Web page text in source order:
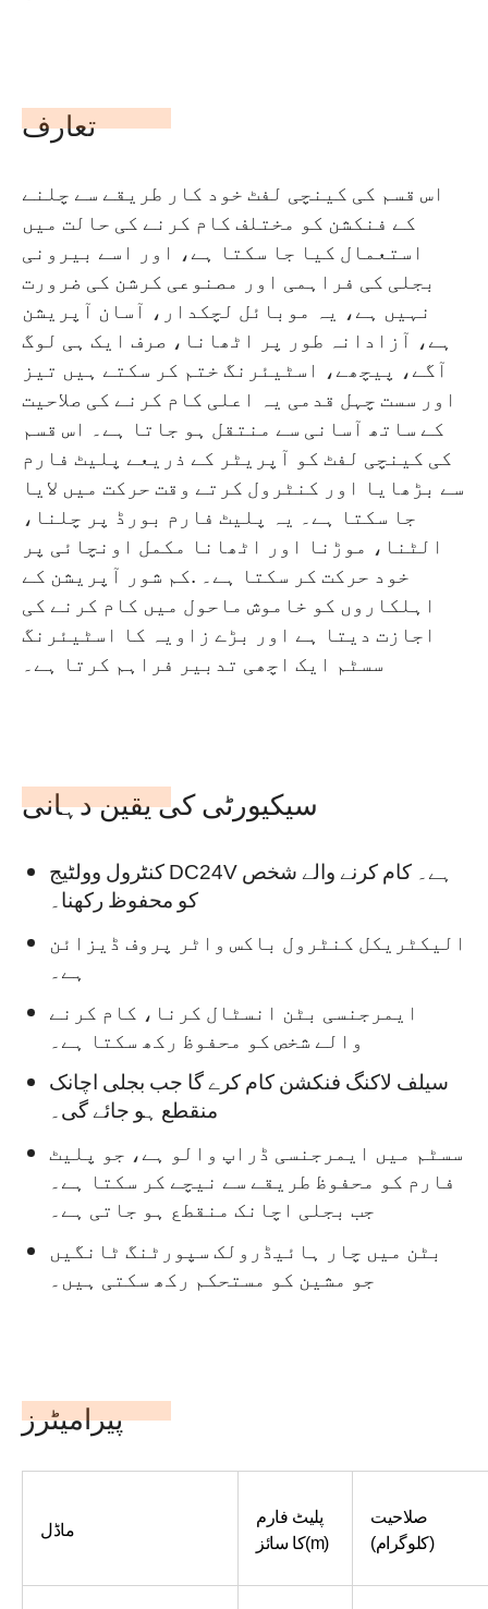
تعارف
اس قسم کی کینچی لفٹ خود کار طریقے سے چلنے
کے فنکشن کو مختلف کام کرنے کی حالت میں
استعمال کیا جا سکتا ہے، اور اسے بیرونی
بجلی کی فراہمی اور مصنوعی کرشن کی ضرورت
نہیں ہے، یہ موبائل لچکدار، آسان آپریشن
ہے، آزادانہ طور پر اٹھانا، صرف ایک ہی لوگ
آگے، پیچھے، اسٹیئرنگ ختم کر سکتے ہیں تیز
اور سست چہل قدمی یہ اعلی کام کرنے کی صلاحیت
کے ساتھ آسانی سے منتقل ہو جاتا ہے۔ اس قسم
کی کینچی لفٹ کو آپریٹر کے ذریعے پلیٹ فارم
سے بڑھایا اور کنٹرول کرتے وقت حرکت میں لایا
جا سکتا ہے۔ یہ پلیٹ فارم بورڈ پر چلنا،
الٹنا، موڑنا اور اٹھانا مکمل اونچائی پر
خود حرکت کر سکتا ہے۔ .کم شور آپریشن کے
اہلکاروں کو خاموش ماحول میں کام کرنے کی
اجازت دیتا ہے اور بڑے زاویہ کا اسٹیئرنگ
سسٹم ایک اچھی تدبیر فراہم کرتا ہے۔
سیکیورٹی کی یقین دہانی
کنٹرول وولٹیج DC24V ہے۔ کام کرنے والے شخص
کو محفوظ رکھنا۔
الیکٹریکل کنٹرول باکس واٹر پروف ڈیزائن
ہے۔
ایمرجنسی بٹن انسٹال کرنا، کام کرنے
والے شخص کو محفوظ رکھ سکتا ہے۔
سیلف لاکنگ فنکشن کام کرے گا جب بجلی اچانک
منقطع ہو جائے گی۔
سسٹم میں ایمرجنسی ڈراپ والو ہے، جو پلیٹ
فارم کو محفوظ طریقے سے نیچے کر سکتا ہے۔
جب بجلی اچانک منقطع ہو جاتی ہے۔
بٹن میں چار ہائیڈرولک سپورٹنگ ٹانگیں
جو مشین کو مستحکم رکھ سکتی ہیں۔
پیرامیٹرز
ماڈل
پلیٹ فارم
کا سائز(m)
صلاحیت
(کلوگرام)